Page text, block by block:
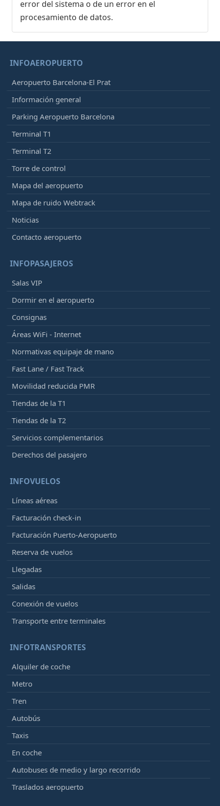
error del sistema o de un error en el
procesamiento de datos.
INFOAEROPUERTO
Aeropuerto Barcelona-El Prat
Información general
Parking Aeropuerto Barcelona
Terminal T1
Terminal T2
Torre de control
Mapa del aeropuerto
Mapa de ruido Webtrack
Noticias
Contacto aeropuerto
INFOPASAJEROS
Salas VIP
Dormir en el aeropuerto
Consignas
Áreas WiFi - Internet
Normativas equipaje de mano
Fast Lane / Fast Track
Movilidad reducida PMR
Tiendas de la T1
Tiendas de la T2
Servicios complementarios
Derechos del pasajero
INFOVUELOS
Líneas aéreas
Facturación check-in
Facturación Puerto-Aeropuerto
Reserva de vuelos
Llegadas
Salidas
Conexión de vuelos
Transporte entre terminales
INFOTRANSPORTES
Alquiler de coche
Metro
Tren
Autobús
Taxis
En coche
Autobuses de medio y largo recorrido
Traslados aeropuerto